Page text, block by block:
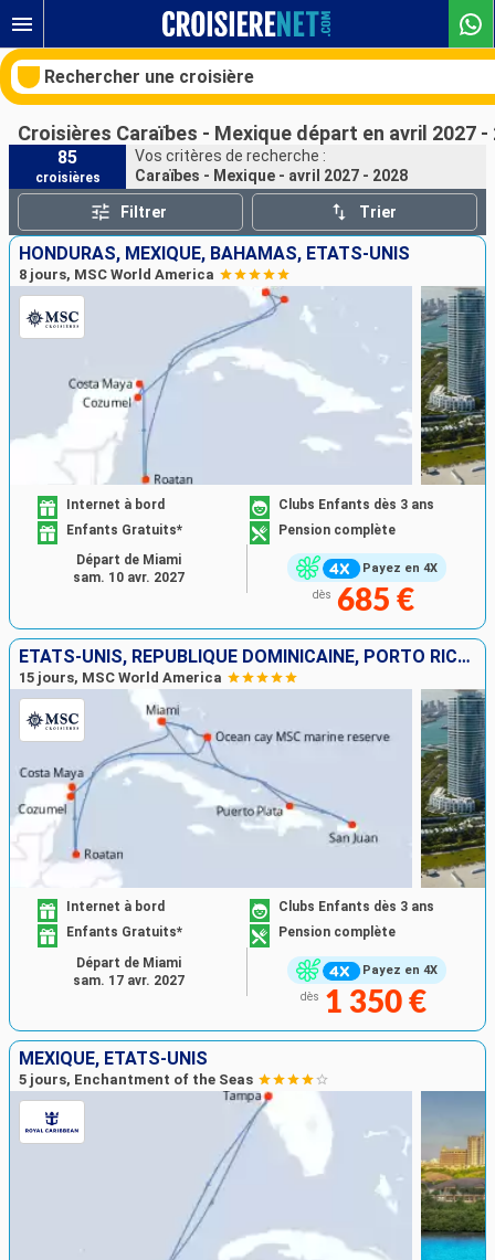
Rechercher une croisière
Nos destinations
Mois de départ
Ports
Rechercher
Croisières Caraïbes - Mexique départ en avril 2027 -
85
croisières
Vos critères de recherche :
Caraïbes - Mexique - avril 2027 - 2028
Filtrer Trier
HONDURAS, MEXIQUE, BAHAMAS, ÉTATS-UNIS
8 jours, MSC World America
Payez en 4X
Internet à bord
Clubs Enfants dès 3 ans
Enfants Gratuits*
Pension complète
dès 685 €
Départ de Miami
sam. 10 avr. 2027
ÉTATS-UNIS, RÉPUBLIQUE DOMINICAINE, PORTO RICO, HONDURAS, MEXIQUE, BAHAMAS
15 jours, MSC World America
Payez en 4X
Internet à bord
Clubs Enfants dès 3 ans
Enfants Gratuits*
Pension complète
dès 1 350 €
Départ de Miami
sam. 17 avr. 2027
MEXIQUE, ÉTATS-UNIS
5 jours, Enchantment of the Seas